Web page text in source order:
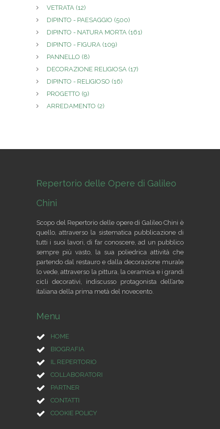
VETRATA (12)
DIPINTO - PAESAGGIO (500)
DIPINTO - NATURA MORTA (161)
DIPINTO - FIGURA (109)
PANNELLO (8)
DECORAZIONE RELIGIOSA (17)
DIPINTO - RELIGIOSO (16)
PROGETTO (9)
ARREDAMENTO (2)
Repertorio delle Opere di Galileo
Chini
Scopo del Repertorio delle opere di Galileo Chini è
quello, attraverso la sistematica pubblicazione di
tutti i suoi lavori, di far conoscere, ad un pubblico
sempre più vasto, la sua poliedrica attività che
partendo dal restauro e dalla decorazione murale
lo vede, attraverso la pittura, la ceramica e i grandi
cicli decorativi, indiscusso protagonista dell’arte
italiana della prima metà del novecento.
Menu
HOME
BIOGRAFIA
IL REPERTORIO
COLLABORATORI
PARTNER
CONTATTI
COOKIE POLICY